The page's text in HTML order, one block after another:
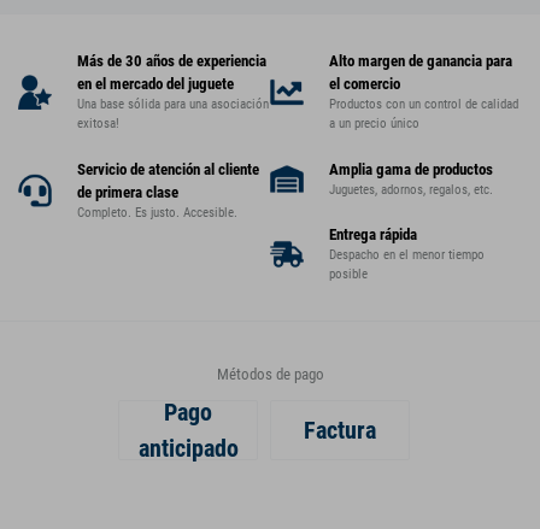
Más de 30 años de experiencia
en el mercado del juguete
Una base sólida para una asociación
exitosa!
Alto margen de ganancia para
el comercio
Productos con un control de calidad
a un precio único
Servicio de atención al cliente
de primera clase
Completo. Es justo. Accesible.
Amplia gama de productos
Juguetes, adornos, regalos, etc.
Entrega rápida
Despacho en el menor tiempo
posible
Métodos de pago
Pago
anticipado
Factura